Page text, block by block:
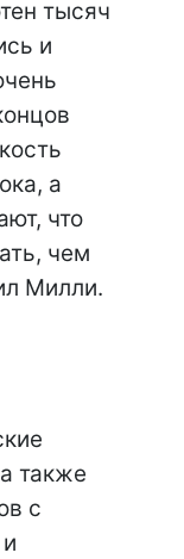
тысяч
и
а
что
чем
Милли.
также
с